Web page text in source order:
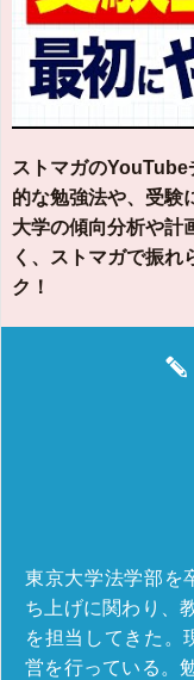
ストマガの
的な勉強法や、受験
大学の傾向分析や計
く、ストマガで振れ
ク！
東京大学法学部を
ち上げに関わり、
を担当してきた。
営を行っている。